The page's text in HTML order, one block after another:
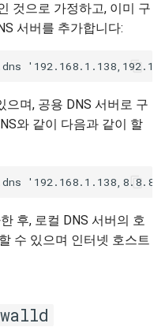
것으로 가정하고, 이미 구
서버를 추가합니다:
으며, 공용 DNS 서버로 구
와 같이 다음과 같이 할
후, 로컬 DNS 서버의 호
수 있으며 인터넷 호스트